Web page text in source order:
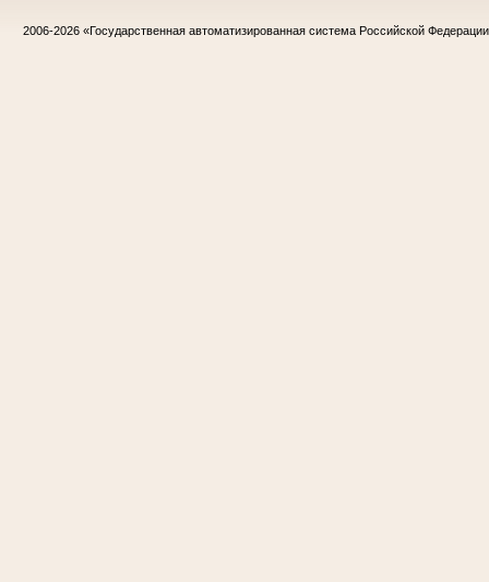
2006-2026 «Государственная автоматизированная система Российской